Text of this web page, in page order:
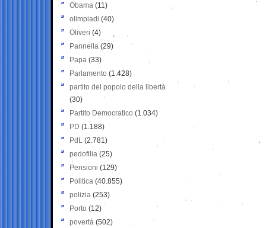
Obama (11)
olimpiadi (40)
Oliveri (4)
Pannella (29)
Papa (33)
Parlamento (1.428)
partito del popolo della libertà
(30)
Partito Democratico (1.034)
PD (1.188)
PdL (2.781)
pedofilia (25)
Pensioni (129)
Politica (40.855)
polizia (253)
Porto (12)
povertà (502)